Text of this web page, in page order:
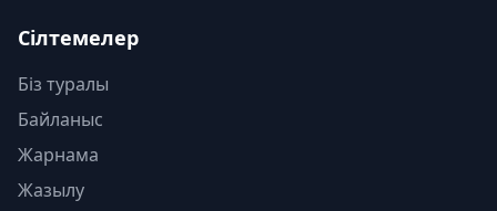
Сілтемелер
Біз туралы
Байланыс
Жарнама
Жазылу